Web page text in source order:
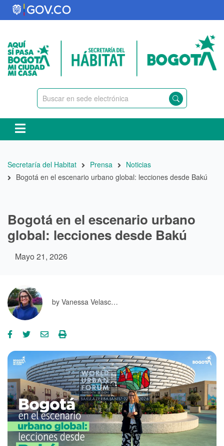
Pasar
al
principal
Ruta
de
Secretaría del Habitat Prensa
Noticias
Bogotá en el escenario urbano global: lecciones desde Bakú
Bogotá en el escenario urbano
global: lecciones desde Bakú
Mayo 21, 2026
by Vanessa Velasc…